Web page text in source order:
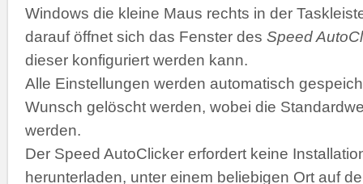
Windows die kleine Maus rechts in der
darauf öffnet sich das Fenster des Speed
dieser konfiguriert werden kann.
Alle Einstellungen werden automatisch
Wunsch gelöscht werden, wobei die
werden.
Der Speed AutoClicker erfordert keine
herunterladen, unter einem beliebigen Ort auf